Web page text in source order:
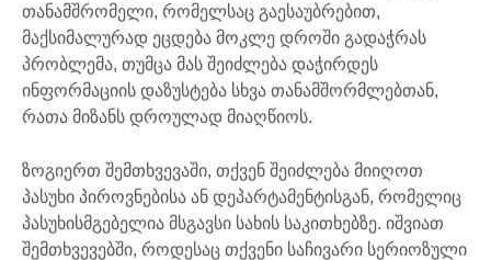
თანამშრომელი, რომელსაც გაესაუბრებით,
მაქსიმალურად ეცდება მოკლე დროში გადაჭრას
პრობლემა, თუმცა მას შეიძლება დაჭირდეს
ინფორმაციის დაზუსტება სხვა თანამშორმლებთან,
რათა მიზანს დროულად მიაღწიოს.
ზოგიერთ შემთხვევაში, თქვენ შეიძლება მიიღოთ
პასუხი პიროვნებისა ან დეპარტამენტისგან, რომელიც
პასუხისმგებელია მსგავსი სახის საკითხებზე. იშვიათ
შემთხვევებში, როდესაც თქვენი საჩივარი სერიოზული